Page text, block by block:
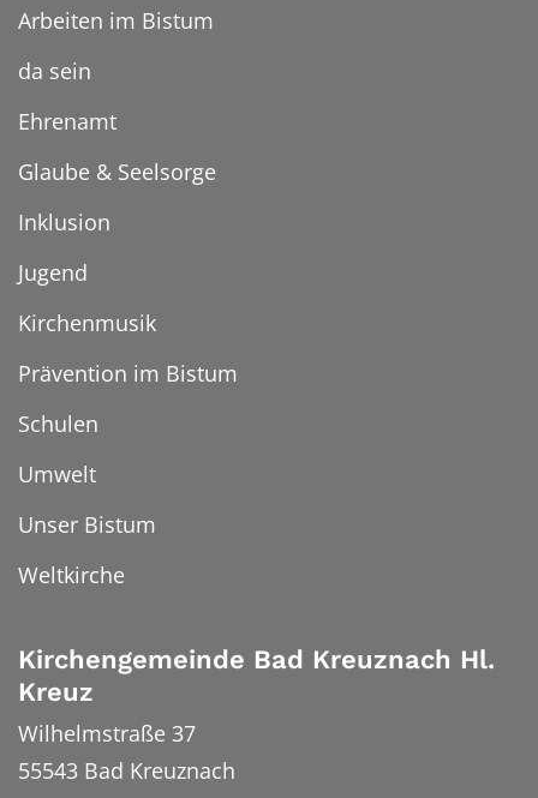
Arbeiten im Bistum
da sein
Ehrenamt
Glaube & Seelsorge
Inklusion
Jugend
Kirchenmusik
Prävention im Bistum
Schulen
Umwelt
Unser Bistum
Weltkirche
Kirchengemeinde Bad Kreuznach Hl.
Kreuz
Wilhelmstraße 37
55543 Bad Kreuznach